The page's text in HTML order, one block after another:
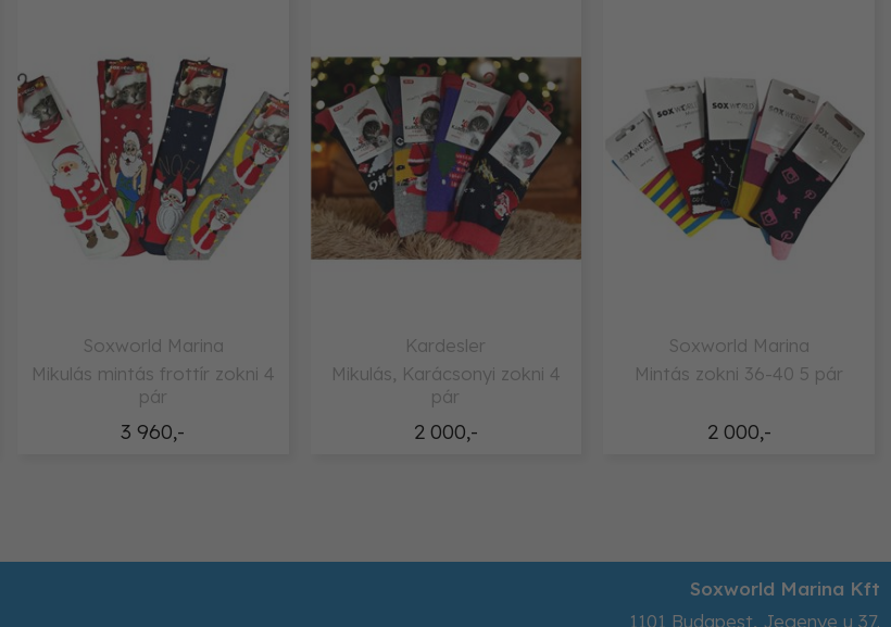
3 960,-
Soxworld Marina
Mikulás mintás frottír zokni 4
pár
2 000,-
Kardesler
Mikulás, Karácsonyi zokni 4
pár
2 000,-
Soxworld Marina
Mintás zokni 36-40 5 pár
Soxworld Marina Kft
1101 Budapest, Jegenye u 37.